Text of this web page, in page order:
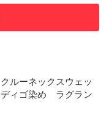
ルーネックスウェッ
ィゴ染め　ラグラン